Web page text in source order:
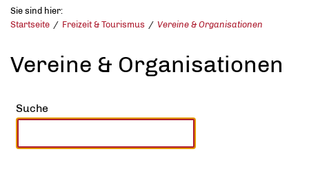
Sie sind hier:
Startseite
Freizeit & Tourismus Vereine & Organisationen
Vereine & Organisationen
Suche